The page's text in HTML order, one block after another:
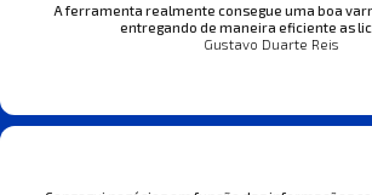
A ferramenta realmente consegue uma boa
entregando de maneira eficiente as
Gustavo Duarte Reis